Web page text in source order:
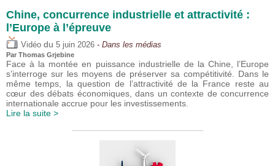
Chine, concurrence industrielle et attractivité :
l’Europe à l’épreuve
Vidéo du 5 juin 2026 - Dans les médias
Par Thomas Grjebine
Face à la montée en puissance industrielle de la Chine, l’Europe
s’interroge sur les moyens de préserver sa compétitivité. Dans le
même temps, la question de l’attractivité de la France reste au
cœur des débats économiques, dans un contexte de concurrence
internationale accrue pour les investissements.
Lire la suite >